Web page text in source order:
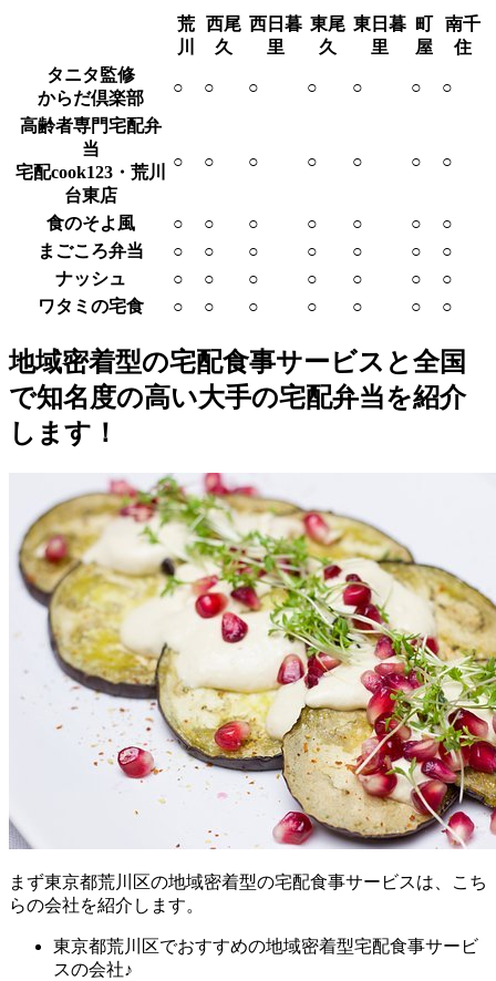
荒
川
西尾
久
西日暮
里
東尾
久
東日暮
里
町
屋
南千
住
タニタ監修
からだ倶楽部
○ ○ ○ ○ ○ ○ ○
高齢者専門宅配弁
当
宅配cook123・荒川
台東店
○ ○ ○ ○ ○ ○ ○
食のそよ風 ○ ○ ○ ○ ○ ○
○
まごころ弁当
○ ○ ○ ○ ○ ○
○
ナッシュ
○ ○ ○ ○ ○ ○
○
ワタミの宅食
○ ○ ○ ○ ○ ○ ○
地域密着型の宅配食事サービスと全国
で知名度の高い大手の宅配弁当を紹介
します！
まず東京都荒川区の地域密着型の宅配食事サービスは、こち
らの会社を紹介します。
東京都荒川区でおすすめの地域密着型宅配食事サービ
スの会社♪